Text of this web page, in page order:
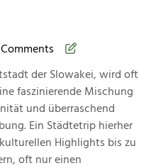
der Slowakei, wird oft
faszinierende Mischung
und überraschend
Ein Städtetrip hierher
Highlights bis zu
oft nur einen